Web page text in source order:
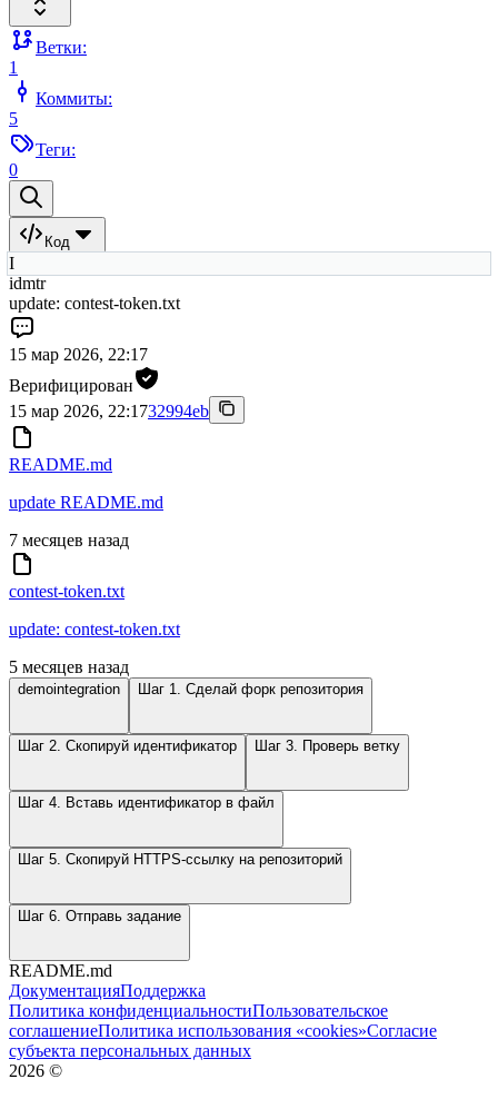
Ветки:
1
Коммиты:
5
Теги:
0
Код
I
idmtr
update: contest-token.txt
15 мар 2026, 22:17
Верифицирован
15 мар 2026, 22:1732994eb
README.md
update README.md
7 месяцев назад
contest-token.txt
update: contest-token.txt
5 месяцев назад
demointegration Шаг 1. Сделай форк репозитория
Шаг 2. Скопируй идентификатор Шаг 3. Проверь ветку
Шаг 4. Вставь идентификатор в файл
Шаг 5. Скопируй HTTPS-ссылку на репозиторий
Шаг 6. Отправь задание
README.md
ДокументацияПоддержка
Политика конфиденциальностиПользовательское
соглашениеПолитика использования «cookies»Согласие
субъекта персональных данных
2026 ©